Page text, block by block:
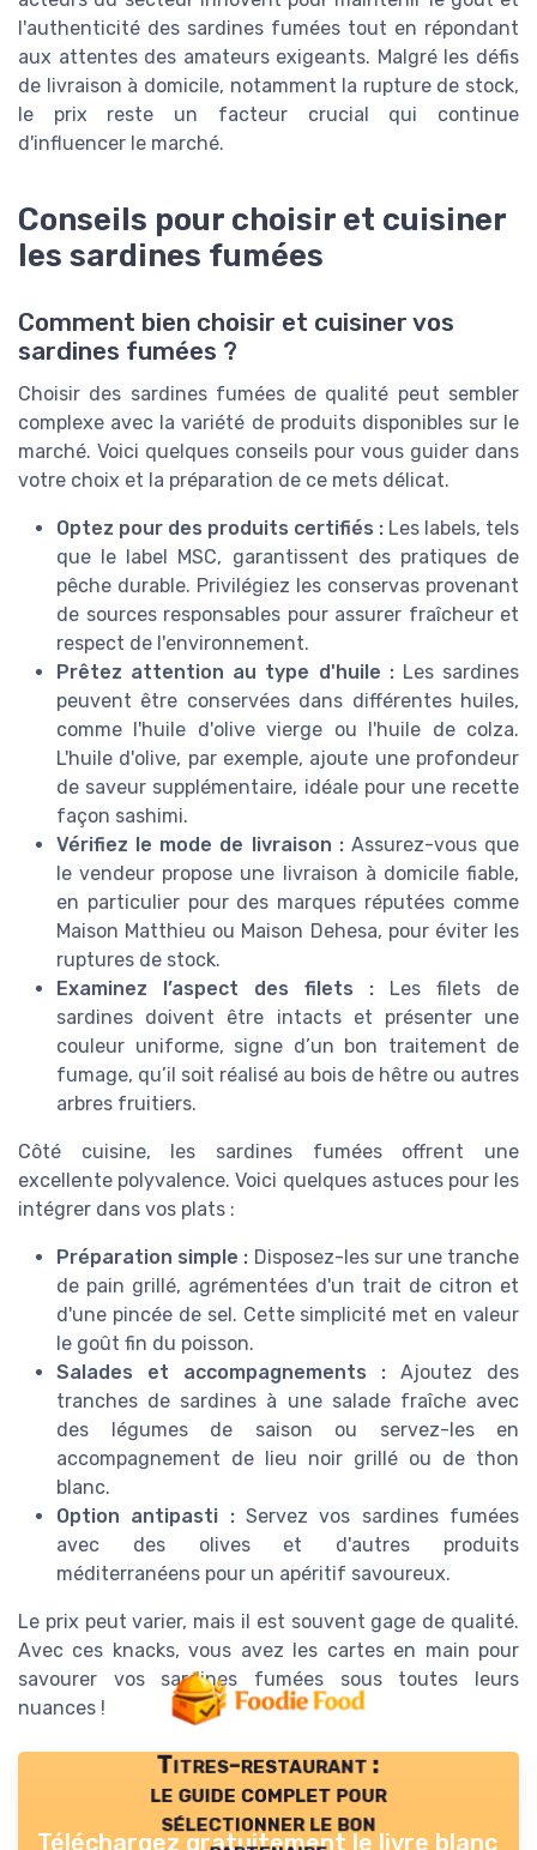
l'authenticité des sardines fumées tout en répondant
aux attentes des amateurs exigeants. Malgré les défis
de livraison à domicile, notamment la rupture de stock,
le prix reste un facteur crucial qui continue
d'influencer le marché.
Conseils pour choisir et cuisiner
les sardines fumées
Comment bien choisir et cuisiner vos
sardines fumées ?
Choisir des sardines fumées de qualité peut sembler
complexe avec la variété de produits disponibles sur le
marché. Voici quelques conseils pour vous guider dans
votre choix et la préparation de ce mets délicat.
Optez pour des produits certifiés : Les labels, tels
que le label MSC, garantissent des pratiques de
pêche durable. Privilégiez les conservas provenant
de sources responsables pour assurer fraîcheur et
respect de l'environnement.
Prêtez attention au type d'huile :Les sardines
peuvent être conservées dans différentes huiles,
comme l'huile d'olive vierge ou l'huile de colza.
L'huile d'olive, par exemple, ajoute une profondeur
de saveur supplémentaire, idéale pour une recette
façon sashimi.
Vérifiez le mode de livraison :Assurez-vous que
le vendeur propose une livraison à domicile fiable,
en particulier pour des marques réputées comme
Maison Matthieu ou Maison Dehesa, pour éviter les
ruptures de stock.
Examinez l’aspect des filets : Les filets de
sardines doivent être intacts et présenter une
couleur uniforme, signe d’un bon traitement de
fumage, qu’il soit réalisé au bois de hêtre ou autres
arbres fruitiers.
Côté cuisine, les sardines fumées offrent une
excellente polyvalence. Voici quelques astuces pour les
intégrer dans vos plats :
Préparation simple : Disposez-les sur une tranche
de pain grillé, agrémentées d'un trait de citron et
d'une pincée de sel. Cette simplicité met en valeur
le goût fin du poisson.
Salades et accompagnements : Ajoutez des
tranches de sardines à une salade fraîche avec
des légumes de saison ou servez-les en
accompagnement de lieu noir grillé ou de thon
blanc.
Option antipasti :Servez vos sardines fumées
avec des olives et d'autres produits
méditerranéens pour un apéritif savoureux.
Le prix peut varier, mais il est souvent gage de qualité.
Avec ces knacks, vous avez les cartes en main pour
savourer vos sardines fumées sous toutes leurs
nuances !
Titres-restaurant :
le guide complet pour
sélectionner le bon
Téléchargez gratuitement le livre blanc